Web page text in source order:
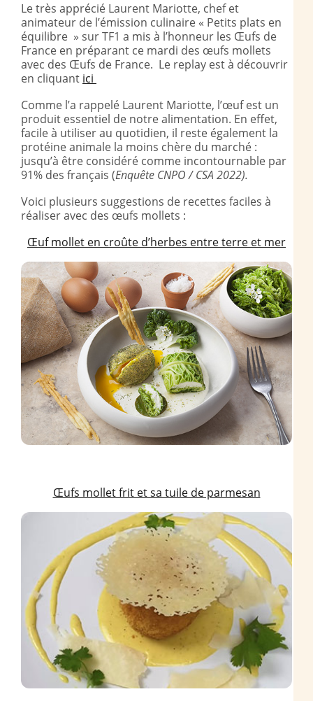
Le très apprécié Laurent Mariotte, chef et
animateur de l’émission culinaire « Petits plats en
équilibre » sur TF1 a mis à l’honneur les Œufs de
France en préparant ce mardi des œufs mollets
avec des Œufs de France. Le replay est à découvrir
en cliquant ici
Comme l’a rappelé Laurent Mariotte, l’œuf est un
produit essentiel de notre alimentation. En effet,
facile à utiliser au quotidien, il reste également la
protéine animale la moins chère du marché :
jusqu’à être considéré comme incontournable par
91% des français (Enquête CNPO / CSA 2022).
Voici plusieurs suggestions de recettes faciles à
réaliser avec des œufs mollets :
Œuf mollet en croûte d’herbes entre terre et mer
Œufs mollet frit et sa tuile de parmesan